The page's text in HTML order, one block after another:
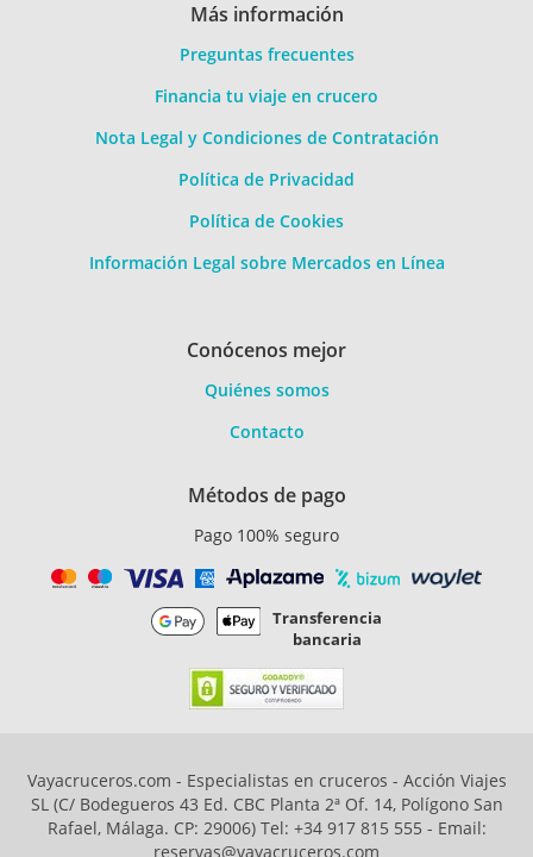
Más información
Preguntas frecuentes
Financia tu viaje en crucero
Nota Legal y Condiciones de Contratación
Política de Privacidad
Política de Cookies
Información Legal sobre Mercados en Línea
Conócenos mejor
Quiénes somos
Contacto
Métodos de pago
Pago 100% seguro
Transferencia
bancaria
Vayacruceros.com - Especialistas en cruceros - Acción Viajes
SL (C/ Bodegueros 43 Ed. CBC Planta 2ª Of. 14, Polígono San
Rafael, Málaga. CP: 29006) Tel: +34 917 815 555 - Email:
reservas@vayacruceros.com